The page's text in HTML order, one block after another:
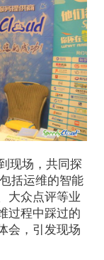
现场，共同探
括运维的智能
大众点评等业
过程中踩过的
会，引发现场